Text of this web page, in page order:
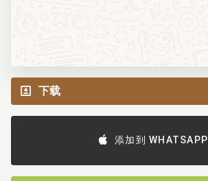
下载
添加到 WHATSAPP